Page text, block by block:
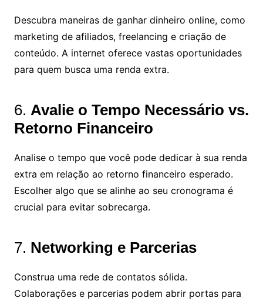
Descubra maneiras de ganhar dinheiro online, como
marketing de afiliados, freelancing e criação de
conteúdo. A internet oferece vastas oportunidades
para quem busca uma renda extra.
6. Avalie o Tempo Necessário vs.
Retorno Financeiro
Analise o tempo que você pode dedicar à sua renda
extra em relação ao retorno financeiro esperado.
Escolher algo que se alinhe ao seu cronograma é
crucial para evitar sobrecarga.
7. Networking e Parcerias
Construa uma rede de contatos sólida.
Colaborações e parcerias podem abrir portas para